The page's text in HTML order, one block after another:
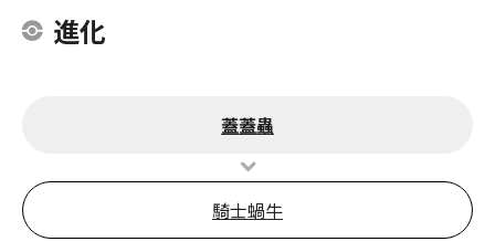
進化
蓋蓋蟲
騎士蝸牛